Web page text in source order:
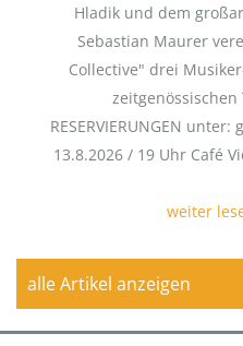
Hladik und dem
Sebastian Maurer
Collective" drei
RESERVIERUNGEN
13.8.2026 / 19 Uhr Café
weiter
alle Artikel anzeigen